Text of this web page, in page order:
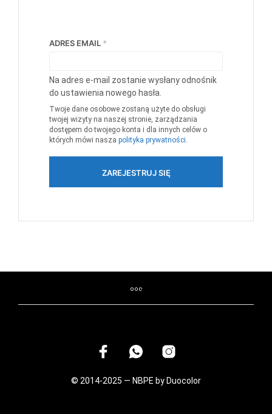
ADRES EMAIL *
Na adres e-mail zostanie wysłany odnośnik
do ustawienia nowego hasła.
Twoje dane osobowe zostaną użyte do obsługi
twojej wizyty na naszej stronie, zarządzania
dostępem do twojego konta i dla innych celów o
których mówi nasza polityka prywatności.
ZAREJESTRUJ SIĘ
© 2014-2025 — NBPE by Duocolor